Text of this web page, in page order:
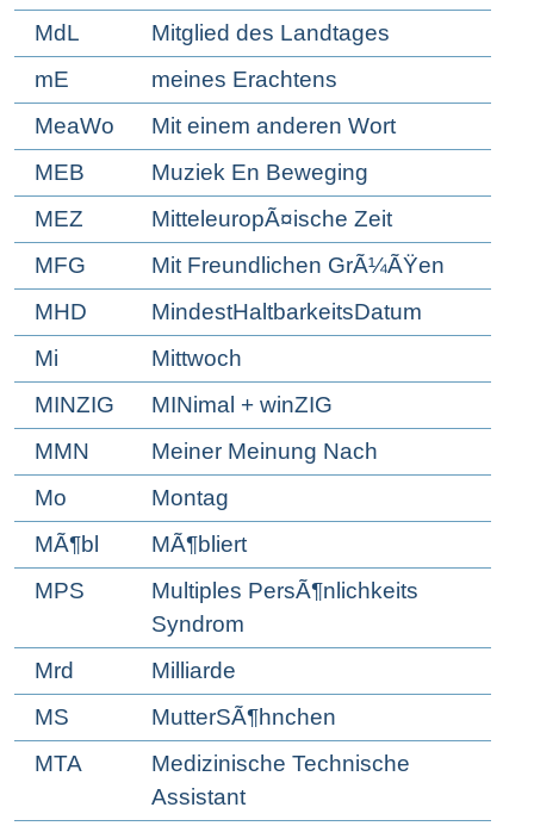
MdL
Mitglied des Landtages
mE
meines Erachtens
MeaWo
Mit einem anderen Wort
MEB
Muziek En Beweging
MEZ
MitteleuropÃ¤ische Zeit
MFG
Mit Freundlichen GrÃ¼ÃŸen
MHD
MindestHaltbarkeitsDatum
Mi
Mittwoch
MINZIG
MINimal + winZIG
MMN
Meiner Meinung Nach
Mo
Montag
MÃ¶bl
MÃ¶bliert
MPS
Multiples PersÃ¶nlichkeits
Syndrom
Mrd
Milliarde
MS
MutterSÃ¶hnchen
MTA
Medizinische Technische
Assistant